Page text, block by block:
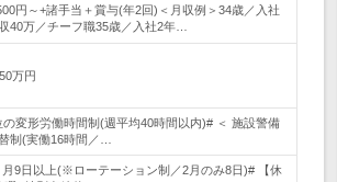
円～+諸手当＋賞与(年2回)＜月収例＞34歳／入社
40万／チーフ職35歳／入社2年…
万円
変形労働時間制(週平均40時間以内)# ＜ 施設警備
制(実働16時間／…
月9日以上(※ローテーション制／2月のみ8日)# 【休